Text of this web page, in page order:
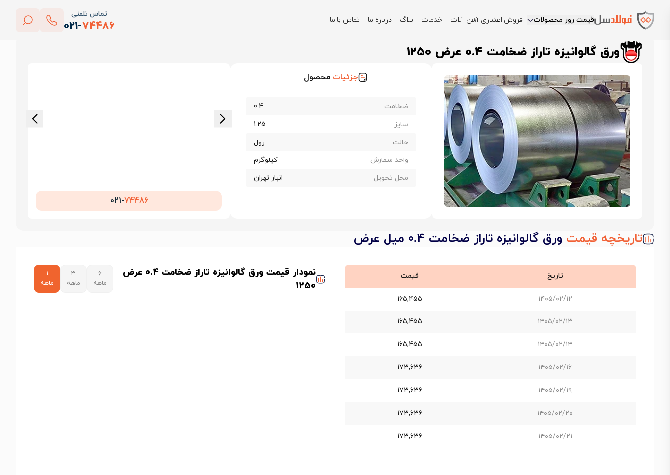
قیمت روز محصولات فروش اعتباری آهن آلات خدمات بلاگ درباره ما تماس با ما
تماس تلفنی
021-74486 فولادسل
ورق گالوانیزه تاراز ضخامت 0.4 عرض 1250
جزئیات محصول
ضخامت
0.4
سایز
1.25
حالت
رول
واحد سفارش
کیلوگرم
محل تحویل
انبار تهران
021-74486
تاریخچه قیمت ورق گالوانیزه تاراز ضخامت 0.4 میل عرض
تاریخ قیمت
۱۴۰۵/۰۲/۱۲ 165,455
۱۴۰۵/۰۲/۱۳ 165,455
۱۴۰۵/۰۲/۱۴ 165,455
۱۴۰۵/۰۲/۱۶ 173,636
۱۴۰۵/۰۲/۱۹ 173,636
۱۴۰۵/۰۲/۲۰ 173,636
۱۴۰۵/۰۲/۲۱ 173,636
نمودار قیمت ورق گالوانیزه تاراز ضخامت 0.4 عرض
1250
۶
ماهه
۳
ماهه
۱
ماهه